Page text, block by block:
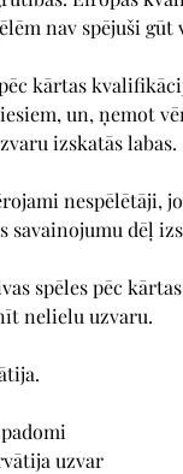
nav spējuši gūt
kārtas
un, ņemot
izskatās labas.
nespēlētāji,
savainojumu dēļ
spēles pēc
nelielu uzvaru.
uzvar